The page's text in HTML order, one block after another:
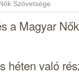
Szövetsége
a Magyar
héten való